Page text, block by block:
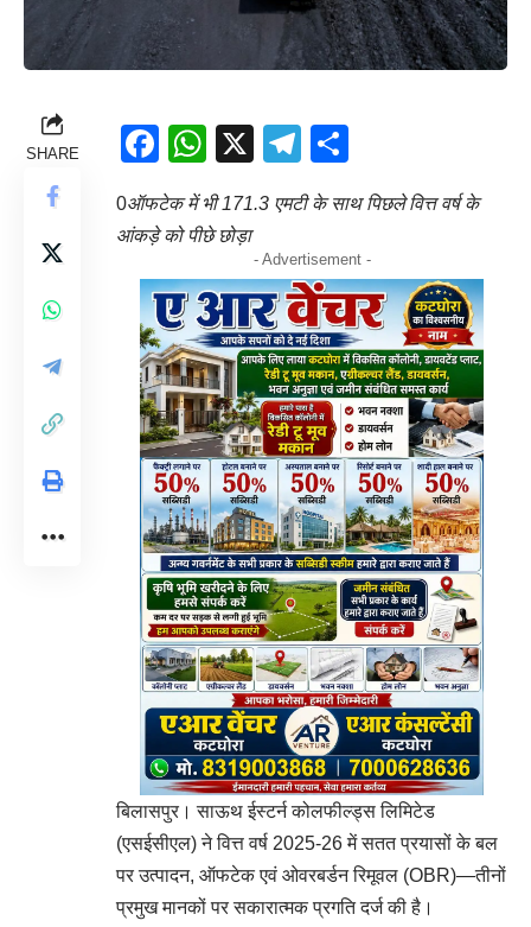
SHARE Facebook
WhatsApp
X Telegram
0ऑफटेक में भी 171.3 एमटी के साथ पिछले वित्त वर्ष के
आंकड़े को पीछे छोड़ा
- Advertisement -
बिलासपुर। साऊथ ईस्टर्न कोलफील्ड्स लिमिटेड
(एसईसीएल) ने वित्त वर्ष 2025-26 में सतत प्रयासों के बल
पर उत्पादन, ऑफटेक एवं ओवरबर्डन रिमूवल (OBR)—तीनों
प्रमुख मानकों पर सकारात्मक प्रगति दर्ज की है।